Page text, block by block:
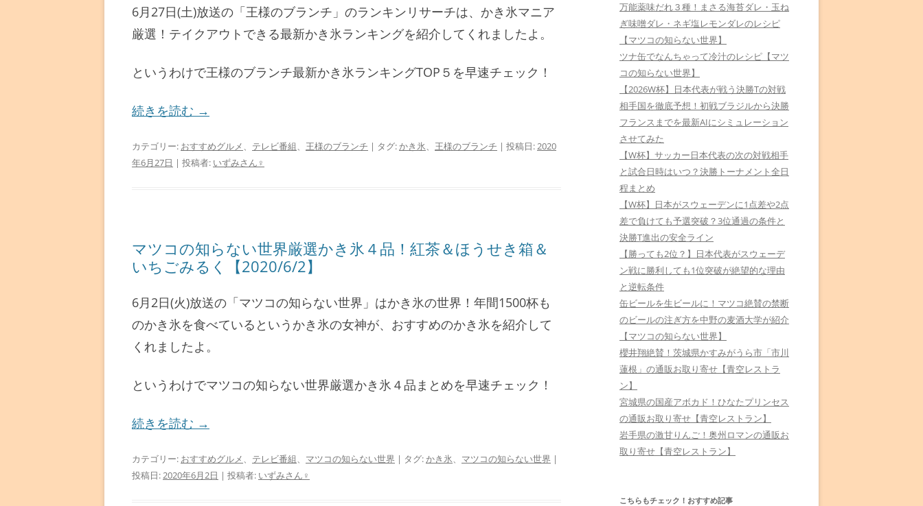
6月27日(土)放送の「王様のブランチ」のランキンリサーチは、かき氷マニア
厳選！テイクアウトできる最新かき氷ランキングを紹介してくれましたよ。
というわけで王様のブランチ最新かき氷ランキングTOP５を早速チェック！
続きを読む →
カテゴリー: おすすめグルメ、 テレビ番組、 王様のブランチ | タグ:かき氷、 王様のブランチ | 投稿日:2020
年6月27日 | 投稿者: いずみさん♀
マツコの知らない世界厳選かき氷４品！紅茶＆ほうせき箱＆
いちごみるく【2020/6/2】
6月2日(火)放送の「マツコの知らない世界」はかき氷の世界！年間1500杯も
のかき氷を食べているというかき氷の女神が、おすすめのかき氷を紹介して
くれましたよ。
というわけでマツコの知らない世界厳選かき氷４品まとめを早速チェック！
続きを読む →
カテゴリー: おすすめグルメ、 テレビ番組、 マツコの知らない世界 | タグ:かき氷、 マツコの知らない世界 |
投稿日:2020年6月2日 | 投稿者: いずみさん♀
万能薬味だれ３種！まさる海苔ダレ・玉ね
ぎ味噌ダレ・ネギ塩レモンダレのレシピ
【マツコの知らない世界】
ツナ缶でなんちゃって冷汁のレシピ【マツ
コの知らない世界】
【2026W杯】日本代表が戦う決勝Tの対戦
相手国を徹底予想！初戦ブラジルから決勝
フランスまでを最新AIにシミュレーション
させてみた
【W杯】サッカー日本代表の次の対戦相手
と試合日時はいつ？決勝トーナメント全日
程まとめ
【W杯】日本がスウェーデンに1点差や2点
差で負けても予選突破？3位通過の条件と
決勝T進出の安全ライン
【勝っても2位？】日本代表がスウェーデ
ン戦に勝利しても1位突破が絶望的な理由
と逆転条件
缶ビールを生ビールに！マツコ絶賛の禁断
のビールの注ぎ方を中野の麦酒大学が紹介
【マツコの知らない世界】
櫻井翔絶賛！茨城県かすみがうら市「市川
蓮根」の通販お取り寄せ【青空レストラ
ン】
宮城県の国産アボカド！ひなたプリンセス
の通販お取り寄せ【青空レストラン】
岩手県の激甘りんご！奥州ロマンの通販お
取り寄せ【青空レストラン】
こちらもチェック！おすすめ記事